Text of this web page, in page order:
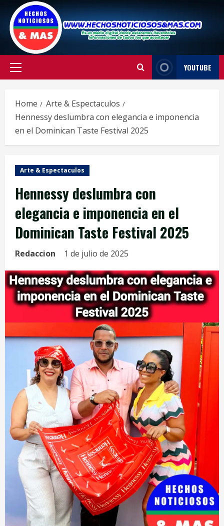
content
Primary
YOUTUBE
Home
Arte & Espectaculos
Hennessy deslumbra con elegancia e imponencia
en el Dominican Taste Festival 2025
Arte & Espectaculos
Hennessy deslumbra con
elegancia e imponencia en el
Dominican Taste Festival 2025
Redaccion 1 de julio de 2025